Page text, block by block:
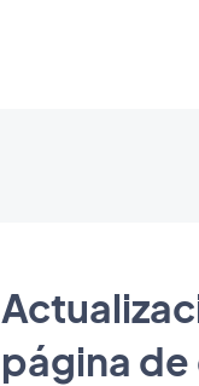
página